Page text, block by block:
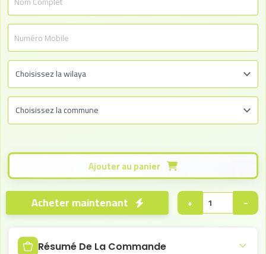
−
+
Acheter maintenant
Résumé De La Commande